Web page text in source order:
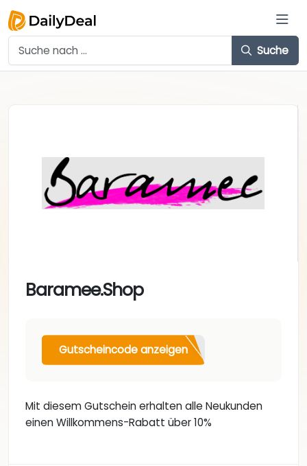
Suche
Baramee.Shop
Gutscheincode anzeigen
Mit diesem Gutschein erhalten alle Neukunden
einen Willkommens-Rabatt über 10%